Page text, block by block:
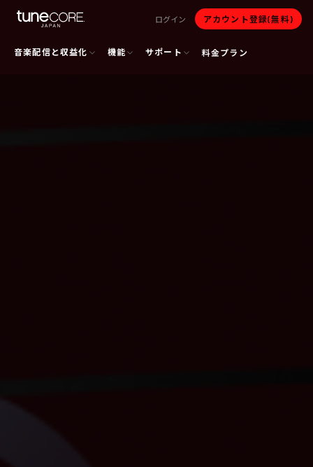
ログイン アカウント登録(無料)
音楽配信と収益化 機能 サポート 料金プラン